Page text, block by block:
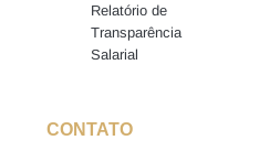
Relatório de
Transparência
Salarial
CONTATO